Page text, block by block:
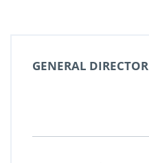
GENERAL DIRECTOR